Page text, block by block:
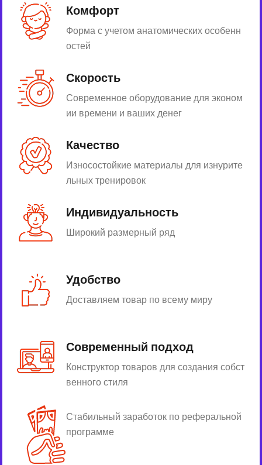
Комфорт
Форма с учетом анатомических особенн
остей
Скорость
Современное оборудование для эконом
ии времени и ваших денег
Качество
Износостойкие материалы для изнурите
льных тренировок
Индивидуальность
Широкий размерный ряд
Удобство
Доставляем товар по всему миру
Современный подход
Конструктор товаров для создания собст
венного стиля
Стабильный заработок по реферальной
программе